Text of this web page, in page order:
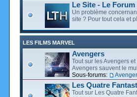
Le Site - Le Forum
Un problème
site ? Pour tout cela et
LES FILMS MARVEL
Avengers
Tout sur les Avengers
Avengers sauvent le
Sous-forums:
Les Quatre
Tout sur Les Quatre